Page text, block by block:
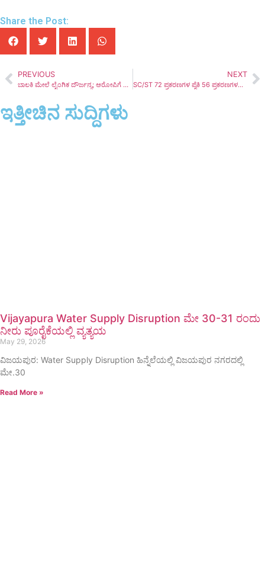
Share the Post:
PREVIOUS
ಬಾಲಕಿ ಮೇಲೆ ಲೈಂಗಿಕ ದೌರ್ಜನ್ಯ; ಆರೋಪಿಗೆ 20 ವರ್ಷ ಕಠಿಣ ಶಿಕ್ಷೆ
NEXT
SC/ST 72 ಪ್ರಕರಣಗಳ ಪೈಕಿ 56 ಪ್ರಕರಣಗಳಲ್ಲಿ ದೌರ್ಜನ್ಯಕೊಳಗಾದ ಸಂತ್ರಸ್ತರಿಗೆ 132.31 ಲಕ್ಷ ಪರಿಹಾರ; ಜಿಲ್ಲಾಧಿಕಾರಿ ಪಿ.ಸುನೀಲಕುಮಾರ್
ಇತ್ತೀಚಿನ ಸುದ್ದಿಗಳು
Vijayapura Water Supply Disruption ಮೇ 30-31 ರಂದು
ನೀರು ಪೂರೈಕೆಯಲ್ಲಿ ವ್ಯತ್ಯಯ
May 29, 2026
ವಿಜಯಪುರ: Water Supply Disruption ಹಿನ್ನೆಲೆಯಲ್ಲಿ ವಿಜಯಪುರ ನಗರದಲ್ಲಿ
ಮೇ.30
Read More »